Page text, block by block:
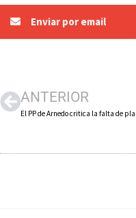
Enviar por email
ANTERIOR